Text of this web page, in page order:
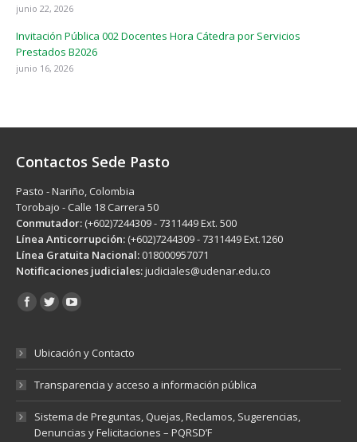
junio 22, 2026
Invitación Pública 002 Docentes Hora Cátedra por Servicios
Prestados B2026
junio 16, 2026
Contactos Sede Pasto
Pasto - Nariño, Colombia
Torobajo - Calle 18 Carrera 50
Conmutador: (+602)7244309 - 7311449 Ext. 500
Línea Anticorrupción: (+602)7244309 - 7311449 Ext.1260
Línea Gratuita Nacional: 018000957071
Notificaciones judiciales:judiciales@udenar.edu.co
Encuéntranos en:
Ubicación y Contacto
Transparencia y acceso a información pública
Sistema de Preguntas, Quejas, Reclamos, Sugerencias,
Denuncias y Felicitaciones – PQRSD’F